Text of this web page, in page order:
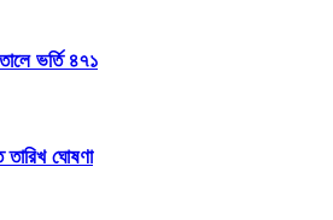
ভর্তি ৪৭১
তারিখ ঘোষণা